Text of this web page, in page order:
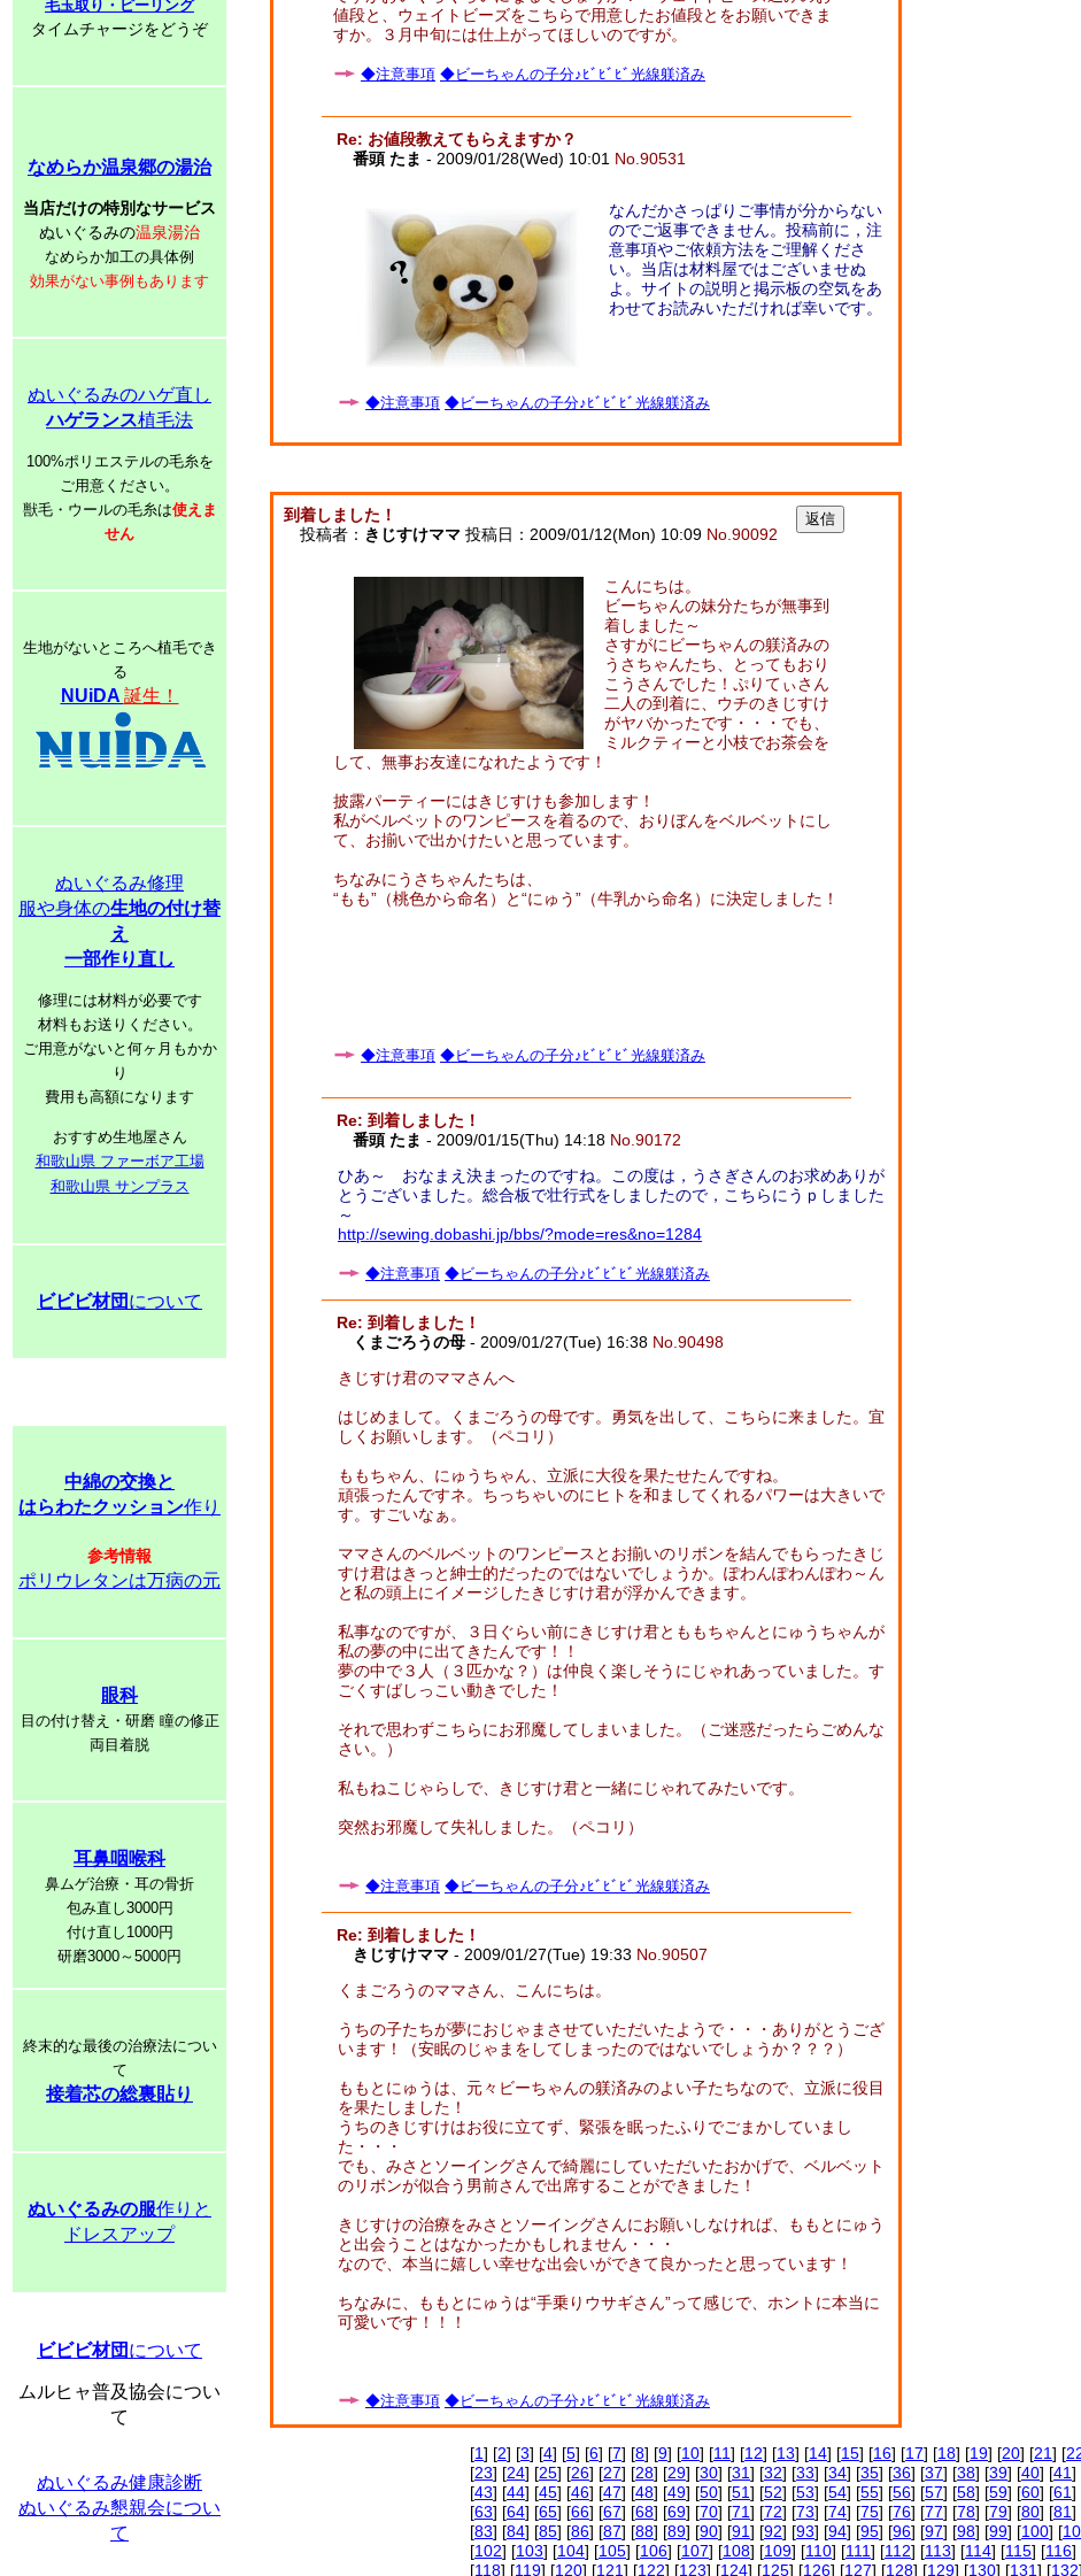
毛玉取り・ピーリング
タイムチャージをどうぞ
なめらか温泉郷の湯治
当店だけの特別なサービス
ぬいぐるみの温泉湯治
なめらか加工の具体例
効果がない事例もあります
ぬいぐるみのハゲ直し
ハゲランス植毛法
100%ポリエステルの毛糸を
ご用意ください。
獣毛・ウールの毛糸は使えま
せん
生地がないところへ植毛でき
る
NUiDA 誕生！
ぬいぐるみ修理
服や身体の生地の付け替
え
一部作り直し
修理には材料が必要です
材料もお送りください。
ご用意がないと何ヶ月もかか
り
費用も高額になります
おすすめ生地屋さん
和歌山県 ファーボア工場
和歌山県 サンプラス
ビビビ材団 について
中綿の交換と
はらわたクッション作り
参考情報
ポリウレタンは万病の元
眼科
目の付け替え・研磨 瞳の修正
両目着脱
耳鼻咽喉科
鼻ムゲ治療・耳の骨折
包み直し3000円
付け直し1000円
研磨3000～5000円
終末的な最後の治療法につい
て
接着芯の総裏貼り
ぬいぐるみの服作りと
ドレスアップ
ビビビ材団 について
ムルヒャ普及協会につい
て
ぬいぐるみ健康診断
ぬいぐるみ懇親会につい
て
値段と、ウェイトビーズをこちらで用意したお値段とをお願いできま
すか。３月中旬には仕上がってほしいのですが。
◆注意事項 ◆ビーちゃんの子分♪ﾋﾞﾋﾞﾋﾞ光線躾済み
Re: お値段教えてもらえますか？
番頭 たま - 2009/01/28(Wed) 10:01 No.90531
なんだかさっぱりご事情が分からない
のでご返事できません。投稿前に，注
意事項やご依頼方法をご理解くださ
い。当店は材料屋ではございませぬ
よ。サイトの説明と掲示板の空気をあ
わせてお読みいただければ幸いです。
◆注意事項 ◆ビーちゃんの子分♪ﾋﾞﾋﾞﾋﾞ光線躾済み
到着しました！
投稿者： きじすけママ 投稿日：2009/01/12(Mon) 10:09 No.90092
こんにちは。
ビーちゃんの妹分たちが無事到
着しました～
さすがにビーちゃんの躾済みの
うさちゃんたち、とってもおり
こうさんでした！ぷりてぃさん
二人の到着に、ウチのきじすけ
がヤバかったです・・・でも、
ミルクティーと小枝でお茶会を
して、無事お友達になれたようです！
披露パーティーにはきじすけも参加します！
私がベルベットのワンピースを着るので、おりぼんをベルベットにし
て、お揃いで出かけたいと思っています。
ちなみにうさちゃんたちは、
“もも”（桃色から命名）と“にゅう”（牛乳から命名）に決定しました！
◆注意事項 ◆ビーちゃんの子分♪ﾋﾞﾋﾞﾋﾞ光線躾済み
Re: 到着しました！
番頭 たま - 2009/01/15(Thu) 14:18 No.90172
ひあ～ おなまえ決まったのですね。この度は，うさぎさんのお求めありが
とうございました。総合板で壮行式をしましたので，こちらにうｐしました
～
http://sewing.dobashi.jp/bbs/?mode=res&no=1284
◆注意事項 ◆ビーちゃんの子分♪ﾋﾞﾋﾞﾋﾞ光線躾済み
Re: 到着しました！
くまごろうの母 - 2009/01/27(Tue) 16:38 No.90498
きじすけ君のママさんへ
はじめまして。くまごろうの母です。勇気を出して、こちらに来ました。宜
しくお願いします。（ペコリ）
ももちゃん、にゅうちゃん、立派に大役を果たせたんですね。
頑張ったんですネ。ちっちゃいのにヒトを和ましてくれるパワーは大きいで
す。すごいなぁ。
ママさんのベルベットのワンピースとお揃いのリボンを結んでもらったきじ
すけ君はきっと紳士的だったのではないでしょうか。ぽわんぽわんぽわ～ん
と私の頭上にイメージしたきじすけ君が浮かんできます。
私事なのですが、３日ぐらい前にきじすけ君とももちゃんとにゅうちゃんが
私の夢の中に出てきたんです！！
夢の中で３人（３匹かな？）は仲良く楽しそうにじゃれあっていました。す
ごくすばしっこい動きでした！
それで思わずこちらにお邪魔してしまいました。（ご迷惑だったらごめんな
さい。）
私もねこじゃらしで、きじすけ君と一緒にじゃれてみたいです。
突然お邪魔して失礼しました。（ペコリ）
◆注意事項 ◆ビーちゃんの子分♪ﾋﾞﾋﾞﾋﾞ光線躾済み
Re: 到着しました！
きじすけママ - 2009/01/27(Tue) 19:33 No.90507
くまごろうのママさん、こんにちは。
うちの子たちが夢におじゃまさせていただいたようで・・・ありがとうござ
います！（安眠のじゃまをしてしまったのではないでしょうか？？？）
ももとにゅうは、元々ビーちゃんの躾済みのよい子たちなので、立派に役目
を果たしました！
うちのきじすけはお役に立てず、緊張を眠ったふりでごまかしていまし
た・・・
でも、みさとソーイングさんで綺麗にしていただいたおかげで、ベルベット
のリボンが似合う男前さんで出席することができました！
きじすけの治療をみさとソーイングさんにお願いしなければ、ももとにゅう
と出会うことはなかったかもしれません・・・
なので、本当に嬉しい幸せな出会いができて良かったと思っています！
ちなみに、ももとにゅうは“手乗りウサギさん”って感じで、ホントに本当に
可愛いです！！！
◆注意事項 ◆ビーちゃんの子分♪ﾋﾞﾋﾞﾋﾞ光線躾済み
[1] [2] [3] [4] [5] [6] [7] [8] [9] [10] [11] [12] [13] [14] [15] [16] [17] [18] [19] [20] [21] [
[23] [24] [25] [26] [27] [28] [29] [30] [31] [32] [33] [34] [35] [36] [37] [38] [39] [40] [41]
[43] [44] [45] [46] [47] [48] [49] [50] [51] [52] [53] [54] [55] [56] [57] [58] [59] [60] [61]
[63] [64] [65] [66] [67] [68] [69] [70] [71] [72] [73] [74] [75] [76] [77] [78] [79] [80] [81]
[83] [84] [85] [86] [87] [88] [89] [90] [91] [92] [93] [94] [95] [96] [97] [98] [99] [100] [
[102] [103] [104] [105] [106] [107] [108] [109] [110] [111] [112] [113] [114] [115] [116]
[118] [119] [120] [121] [122] [123] [124] [125] [126] [127] [128] [129] [130] [131] [132]